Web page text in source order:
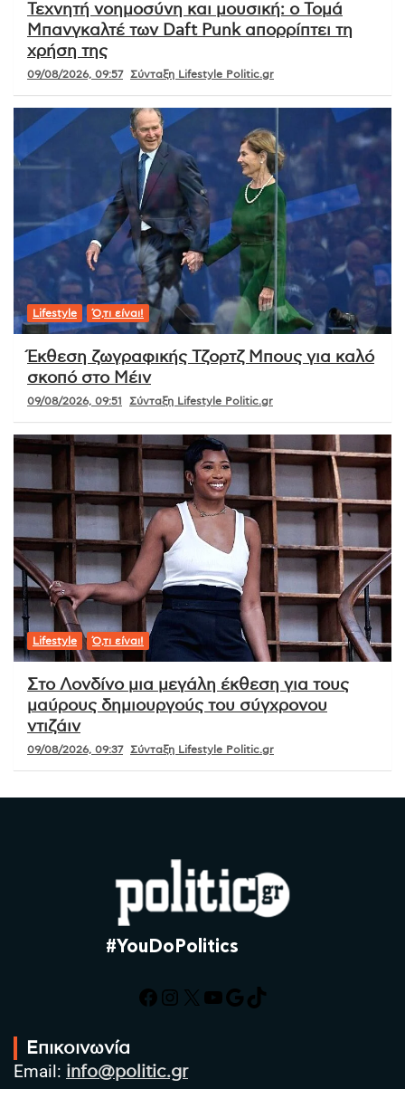
Τεχνητή νοημοσύνη και μουσική: ο Τομά
Μπανγκαλτέ των Daft Punk απορρίπτει τη
χρήση της
09/08/2026, 09:57 Σύνταξη Lifestyle Politic.gr
Lifestyle Ό,τι είναι!
Έκθεση ζωγραφικής Τζορτζ Μπους για καλό
σκοπό στο Μέιν
09/08/2026, 09:51 Σύνταξη Lifestyle Politic.gr
Lifestyle Ό,τι είναι!
Στο Λονδίνο μια μεγάλη έκθεση για τους
μαύρους δημιουργούς του σύγχρονου
ντιζάιν
09/08/2026, 09:37 Σύνταξη Lifestyle Politic.gr
#YouDoPolitics
Facebook
Instagram
X YouTube
Google
TikTok
Επικοινωνία
Email: info@politic.gr
Τηλ: